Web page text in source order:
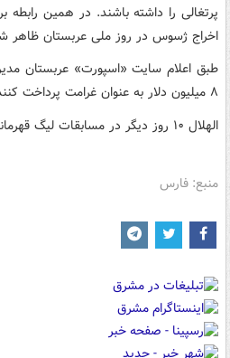
پرتغالی را داشته باشند. در همین
اخراج ژسوس در روز ملی عربستان ظاهر
طبق اعلام سایت «اسپورت» عربستان
۸ میلیون دلار به عنوان غرامت پرداخت کنند.
الهلال ۱۰ روز دیگر در مسابقات لیگ قهرمانان آسیا باید در تهران به مصاف نساجی برود.
منبع: فارس